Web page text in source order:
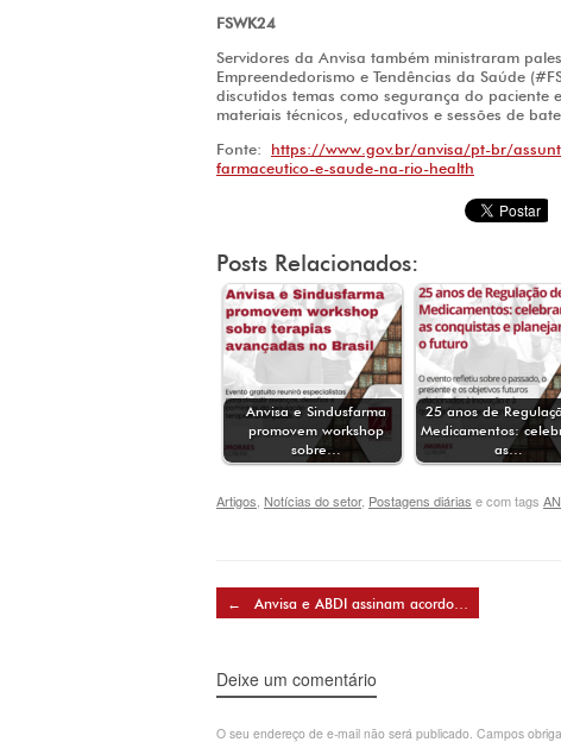
FSWK24
Servidores da Anvisa também ministraram
Empreendedorismo e Tendências da Saúde
discutidos temas como segurança do paciente
materiais técnicos, educativos e sessões de
Fonte: https://www.gov.br/anvisa/pt-br/
farmaceutico-e-saude-na-rio-health
Posts Relacionados:
Anvisa e Sindusfarma
promovem workshop
sobre…
25 anos de
Medicamentos:
as…
Artigos Notícias do setor, Postagens diárias e com tags
Post navigation
← Anvisa e ABDI assinam acordo…
Deixe um comentário
O seu endereço de e-mail não será publicado. Campos